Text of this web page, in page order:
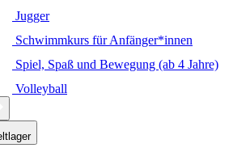
Jugger
Schwimmkurs für Anfänger*innen
Spiel, Spaß und Bewegung (ab 4 Jahre)
Volleyball